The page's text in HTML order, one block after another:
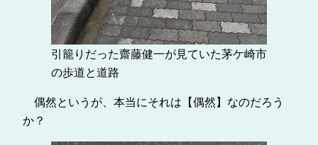
引籠りだった齋藤健一が見ていた茅ケ崎市
の歩道と道路
偶然というが、本当にそれは【偶然】なのだろう
か？